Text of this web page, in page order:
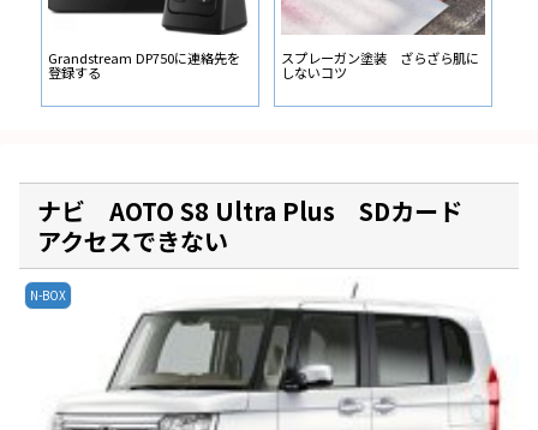
Grandstream DP750に連絡先を
登録する
スプレーガン塗装 ざらざら肌に
しないコツ
ナビ AOTO S8 Ultra Plus SDカード
アクセスできない
N-BOX